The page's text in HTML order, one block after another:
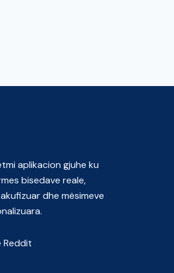
aplikacion gjuhe ku
bisedave reale,
dhe mësimeve
Reddit